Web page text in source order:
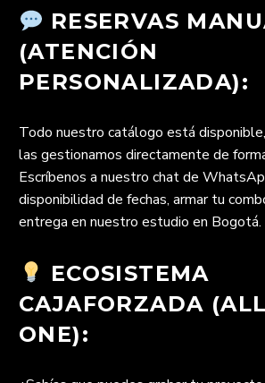
RESERVAS
(ATENCIÓN
PERSONALIZADA):
Todo nuestro catálogo está
las gestionamos directamente de
Escríbenos a nuestro chat de
disponibilidad de fechas, armar tu
entrega en nuestro estudio en Bogotá.
ECOSISTEMA
CAJAFORZADA
ONE):